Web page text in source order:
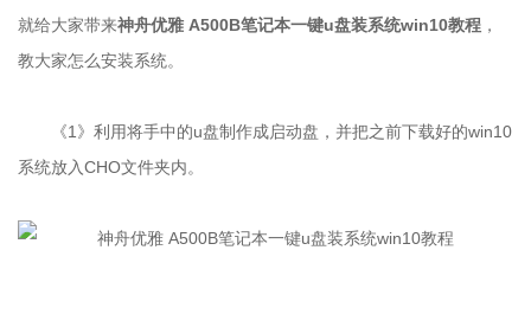
就给大家带来神舟优雅 A500B笔记本一键u盘装系统win10教程 ，
教大家怎么安装系统。
《1》利用将手中的u盘制作成启动盘，并把之前下载好的win10
系统放入CHO文件夹内。